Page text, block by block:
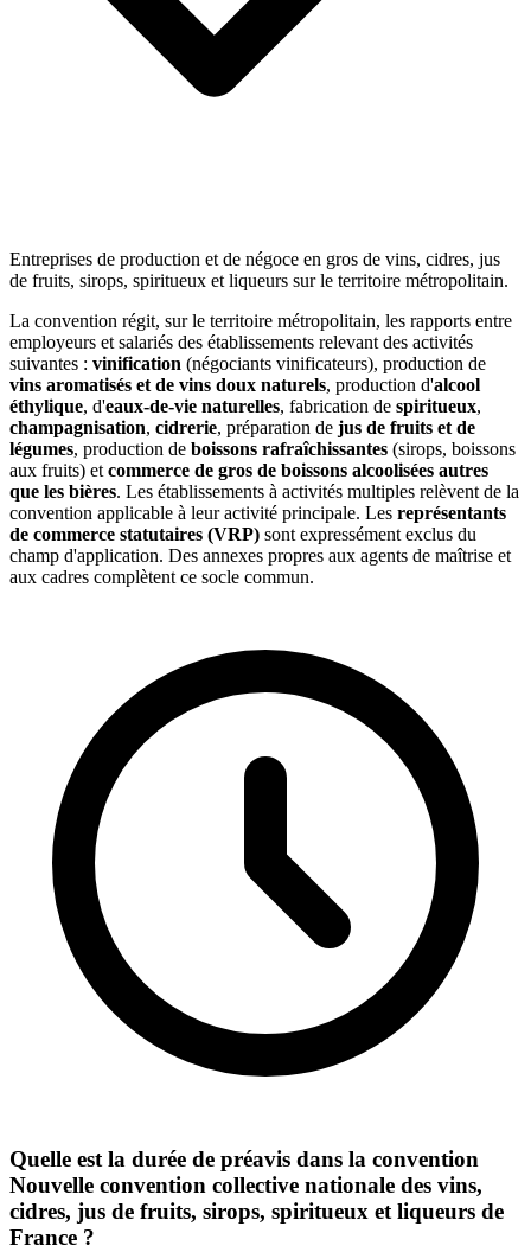
Entreprises de production et de négoce en gros de vins, cidres, jus
de fruits, sirops, spiritueux et liqueurs sur le territoire métropolitain.
La convention régit, sur le territoire métropolitain, les rapports entre
employeurs et salariés des établissements relevant des activités
suivantes : vinification (négociants vinificateurs), production de
vins aromatisés et de vins doux naturels, production d'alcool
éthylique, d'eaux-de-vie naturelles, fabrication de spiritueux,
champagnisation, cidrerie, préparation de jus de fruits et de
légumes, production de boissons rafraîchissantes (sirops, boissons
aux fruits) et commerce de gros de boissons alcoolisées autres
que les bières. Les établissements à activités multiples relèvent de la
convention applicable à leur activité principale. Les représentants
de commerce statutaires (VRP) sont expressément exclus du
champ d'application. Des annexes propres aux agents de maîtrise et
aux cadres complètent ce socle commun.
Quelle est la durée de préavis dans la convention
Nouvelle convention collective nationale des vins,
cidres, jus de fruits, sirops, spiritueux et liqueurs de
France ?